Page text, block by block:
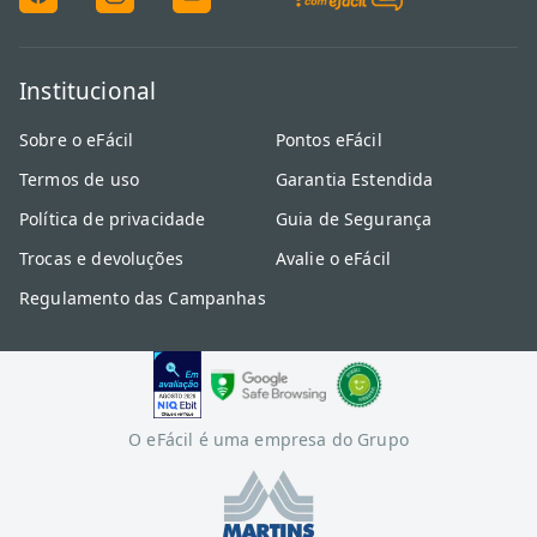
Institucional
Sobre o eFácil
Termos de uso
Política de privacidade
Trocas e devoluções
Regulamento das Campanhas
Pontos eFácil
Garantia Estendida
Guia de Segurança
Avalie o eFácil
O eFácil é uma empresa do Grupo